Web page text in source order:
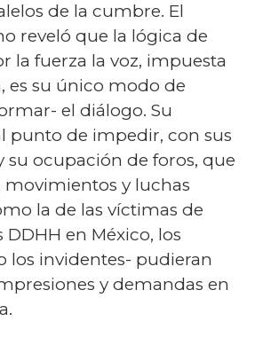
de la cumbre. El
reveló que la lógica de
la fuerza la voz, impuesta
es su único modo de
el diálogo. Su
punto de impedir, con sus
su ocupación de foros, que
movimientos y luchas
la de las víctimas de
DDHH en México, los
los invidentes- pudieran
y demandas en